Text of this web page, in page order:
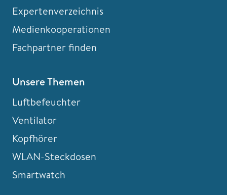
Expertenverzeichnis
Medienkooperationen
Fachpartner finden
Unsere Themen
Luftbefeuchter
Ventilator
Kopfhörer
WLAN-Steckdosen
Smartwatch